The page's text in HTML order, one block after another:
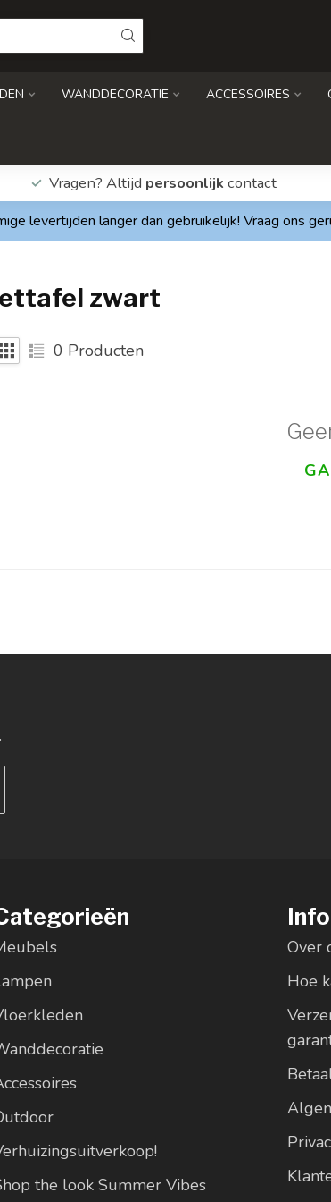
WANDDECORATIE ACCESSOIRES
Vragen? Altijd persoonlijk contact
levertijden langer dan gebruikelijk! Vraag ons
zwart
0 Producten
the look Summer Vibes
Over
Hoe